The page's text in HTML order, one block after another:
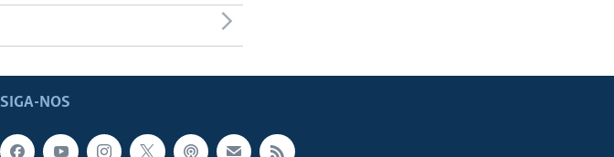
SIGA-NOS